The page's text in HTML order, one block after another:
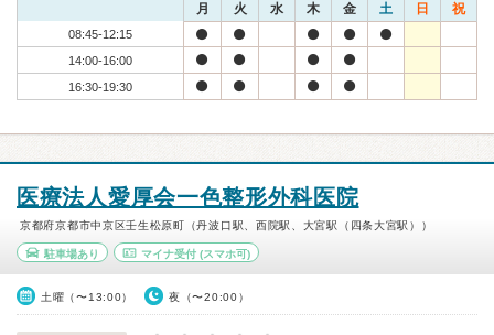
月 火 水 木 金 土 日 祝
08:45-12:15
14:00-16:00
16:30-19:30
医療法人愛厚会一色整形外科医院
京都府京都市中京区壬生松原町（丹波口駅、西院駅、大宮駅（四条大宮駅））
駐車場あり マイナ受付(スマホ可)
土曜（〜13:00） 夜（〜20:00）